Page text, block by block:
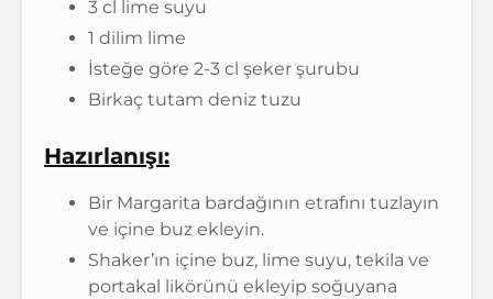
3 cl lime suyu
1 dilim lime
İsteğe göre 2-3 cl şeker şurubu
Birkaç tutam deniz tuzu
Hazırlanışı:
Bir Margarita bardağının etrafını tuzlayın
ve içine buz ekleyin.
Shaker’ın içine buz, lime suyu, tekila ve
portakal likörünü ekleyip soğuyana